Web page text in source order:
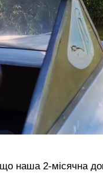
наша 2-місячна